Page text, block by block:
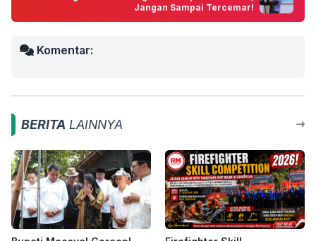
Jangan Sampai Tercemar!
Komentar:
BERITA LAINNYA